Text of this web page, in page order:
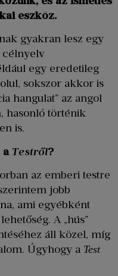
eszköz.
gyakran lesz egy
célnyelv
egy eredetileg
sokszor akkor is
hangulat” az angol
hasonló történik
is.
a Testről?
az emberi testre
jobb
ami egyébként
A „hús”
áll közel, míg
Úgyhogy a Test